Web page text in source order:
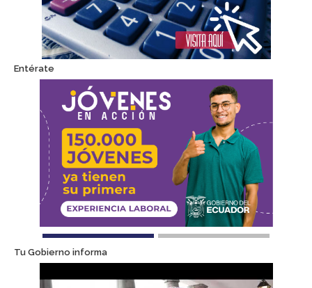
Entérate
Tu Gobierno informa